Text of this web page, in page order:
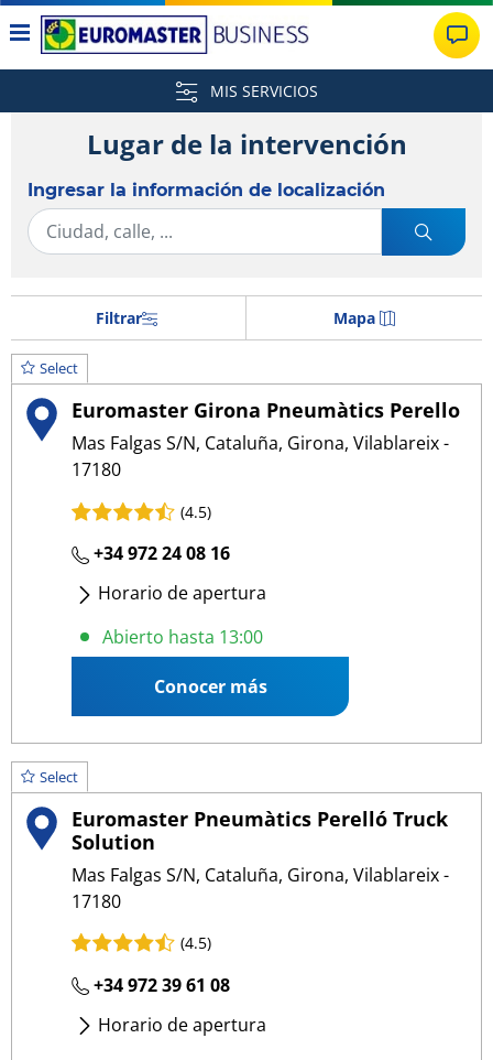
MIS SERVICIOS
Lugar de la intervención
Ingresar la información de localización
Filtrar Mapa
Select
Euromaster Girona Pneumàtics Perello
Mas Falgas S/N, Cataluña, Girona, Vilablareix -
17180
(4.5)
+34 972 24 08 16
Horario de apertura
Lunes- Viernes:09:00 13:00
Sábado:08:00 13:00
Abierto hasta 13:00
Conocer más
Select
Euromaster Pneumàtics Perelló Truck
Solution
Mas Falgas S/N, Cataluña, Girona, Vilablareix -
17180
(4.5)
+34 972 39 61 08
Horario de apertura